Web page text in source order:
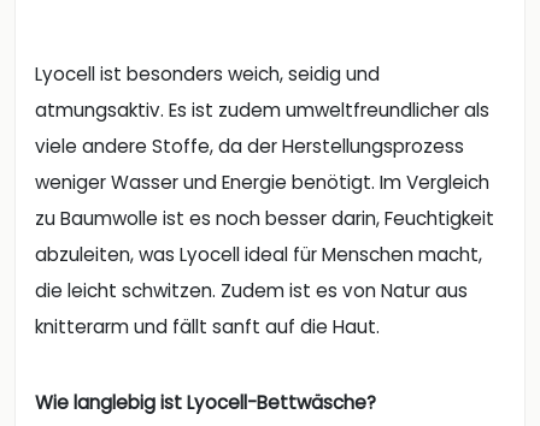
Lyocell ist besonders weich, seidig und
atmungsaktiv. Es ist zudem umweltfreundlicher als
viele andere Stoffe, da der Herstellungsprozess
weniger Wasser und Energie benötigt. Im Vergleich
zu Baumwolle ist es noch besser darin, Feuchtigkeit
abzuleiten, was Lyocell ideal für Menschen macht,
die leicht schwitzen. Zudem ist es von Natur aus
knitterarm und fällt sanft auf die Haut.
Wie langlebig ist Lyocell-Bettwäsche?